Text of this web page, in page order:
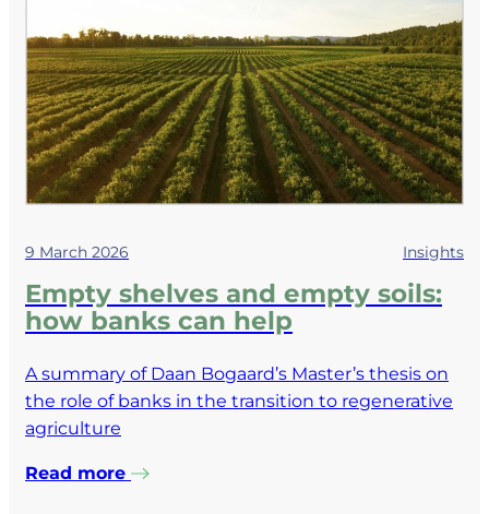
9 March 2026 Insights
Empty shelves and empty soils:
how banks can help
A summary of Daan Bogaard’s Master’s thesis on
the role of banks in the transition to regenerative
agriculture
Read more